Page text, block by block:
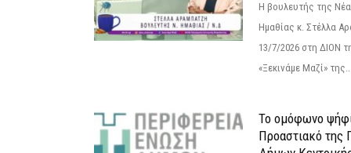
Η βουλευτής της
Ημαθίας κ. Στέλλα
13/7/2026 στη ΔΙΟΝ
«Ξεκινάμε Μαζί»
Το ομόφωνο
Προαστιακό της